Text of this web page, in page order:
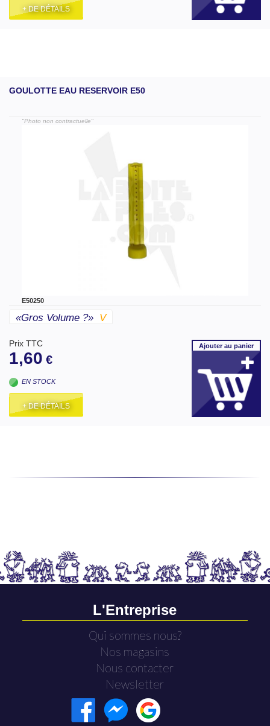
+ DE DÉTAILS
GOULOTTE EAU RESERVOIR E50
"Photo non contractuelle"
E50250
«gros Volume ?» V
Prix TTC
1,60 €
EN STOCK
+ DE DÉTAILS
Ajouterau panier
L'Entreprise
Qui sommes nous?
Nos magasins
Nous contacter
Newsletter